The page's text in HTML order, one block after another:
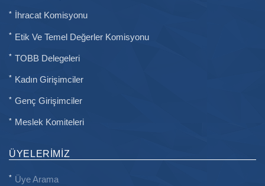
İhracat Komisyonu
Etik Ve Temel Değerler Komisyonu
TOBB Delegeleri
Kadın Girişimciler
Genç Girişimciler
Meslek Komiteleri
ÜYELERIMIZ
Üye Arama